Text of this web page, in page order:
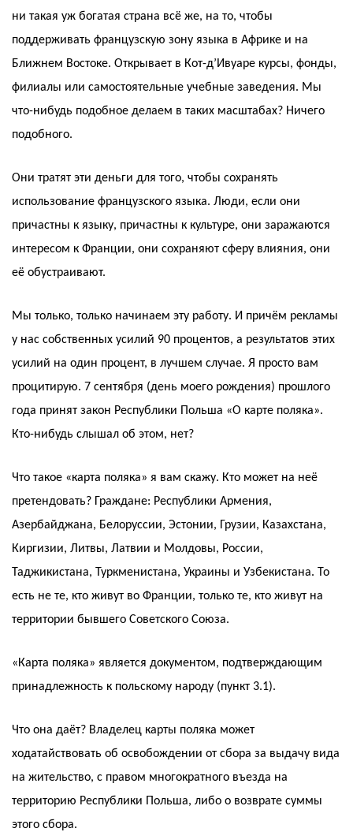
ни такая уж богатая страна всё же, на то, чтобы
поддерживать французскую зону языка в Африке и на
Ближнем Востоке. Открывает в Кот-д’Ивуаре курсы, фонды,
филиалы или самостоятельные учебные заведения. Мы
что-нибудь подобное делаем в таких масштабах? Ничего
подобного.
Они тратят эти деньги для того, чтобы сохранять
использование французского языка. Люди, если они
причастны к языку, причастны к культуре, они заражаются
интересом к Франции, они сохраняют сферу влияния, они
её обустраивают.
Мы только, только начинаем эту работу. И причём рекламы
у нас собственных усилий 90 процентов, а результатов этих
усилий на один процент, в лучшем случае. Я просто вам
процитирую. 7 сентября (день моего рождения) прошлого
года принят закон Республики Польша «О карте поляка».
Кто-нибудь слышал об этом, нет?
Что такое «карта поляка» я вам скажу. Кто может на неё
претендовать? Граждане: Республики Армения,
Азербайджана, Белоруссии, Эстонии, Грузии, Казахстана,
Киргизии, Литвы, Латвии и Молдовы, России,
Таджикистана, Туркменистана, Украины и Узбекистана. То
есть не те, кто живут во Франции, только те, кто живут на
территории бывшего Советского Союза.
«Карта поляка» является документом, подтверждающим
принадлежность к польскому народу (пункт 3.1).
Что она даёт? Владелец карты поляка может
ходатайствовать об освобождении от сбора за выдачу вида
на жительство, с правом многократного въезда на
территорию Республики Польша, либо о возврате суммы
этого сбора.